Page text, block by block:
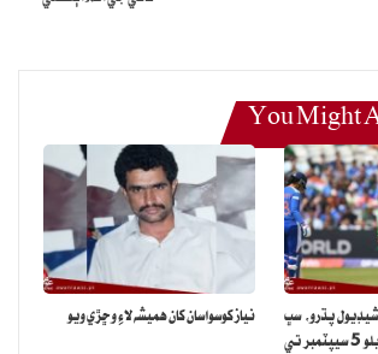
You Might
پڌرو، سڀ
کان وڏو پاڪ-ڀارت مقابلو 5 سيپٽمبر تي
نياز کوسواسان کان هميشه لاءِ وڇڙي ويو